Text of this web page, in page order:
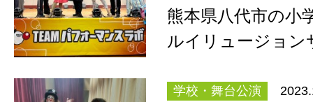
熊本県八代市の小
ルイリュージョン
&nb…
学校・舞台公演